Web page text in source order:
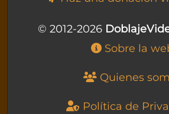
© 2012-2026
Sobre la
Quienes
Política de